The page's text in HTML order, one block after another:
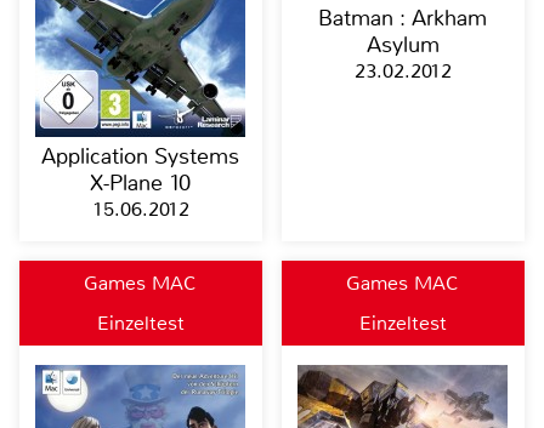
Application Systems
X-Plane 10
15.06.2012
Batman : Arkham
Asylum
23.02.2012
Games MAC
Einzeltest
Games MAC
Einzeltest